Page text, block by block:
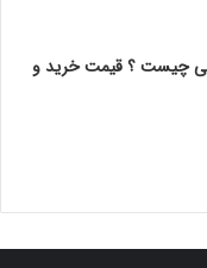
چیست ؟ قیمت خرید و